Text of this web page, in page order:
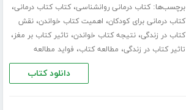
برچسب‌ها:کتاب درمانی روانشناسی،کتاب کتاب درمانی،
کتاب درمانی برای کودکان، اهمیت کتاب خواندن،نقش
کتاب در زندگی،نتیجه کتاب خواندن، تاثیر کتاب بر مغز،
تاثیر کتاب در زندگی، مطالعه کتاب، فواید مطالعه
دانلود کتاب